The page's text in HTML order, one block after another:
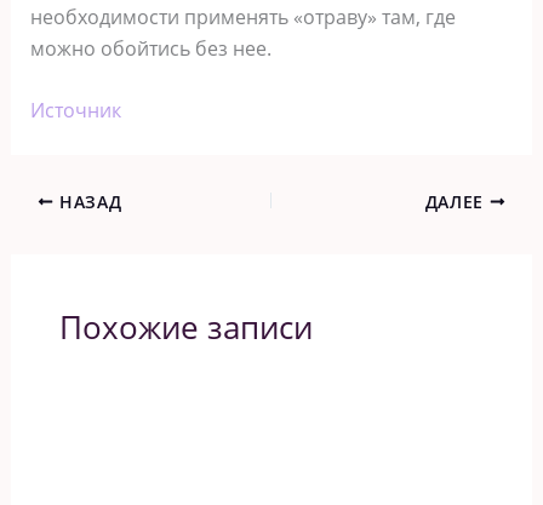
необходимости применять «отраву» там, где
можно обойтись без нее.
Источник
НАЗАД ДАЛЕЕ
Похожие записи